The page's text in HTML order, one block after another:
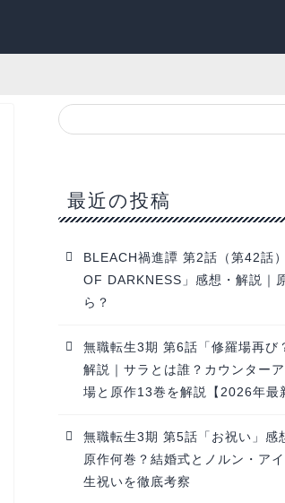
最近の投稿
BLEACH禍進譚 第2話（第42話
OF DARKNESS」感想・解説｜
ら？
無職転生3期 第6話「修羅場再び
解説｜サラとは誰？カウンター
場と原作13巻を解説【2026年最
無職転生3期 第5話「お祝い」感
原作何巻？結婚式とノルン・ア
生祝いを徹底考察